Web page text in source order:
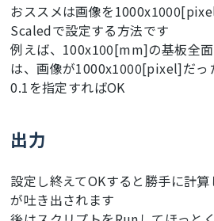
おススメは画像を
Scaledで設定する方法です
例えば、100x100[mm]の基板全
は、画像が1000x1000[pixel]だっ
0.1を指定すればOK
出力
設定し終えてOKすると勝手に計
が吐き出されます